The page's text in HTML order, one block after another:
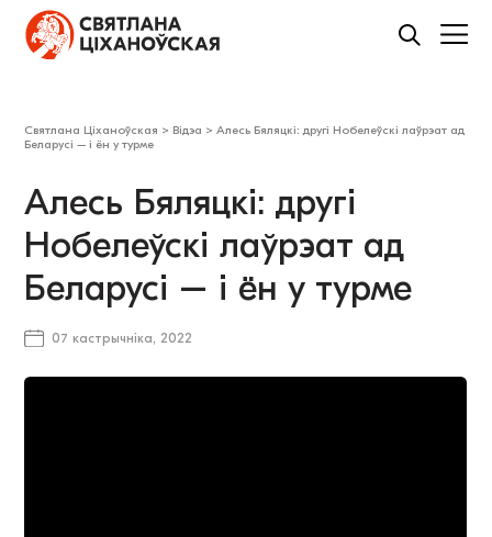
Святлана Ціханоўская > Відэа >Алесь Бяляцкі: другі Нобелеўскі лаўрэат ад
Беларусі – і ён у турме
Алесь Бяляцкі: другі
Нобелеўскі лаўрэат ад
Беларусі – і ён у турме
07 кастрычніка, 2022